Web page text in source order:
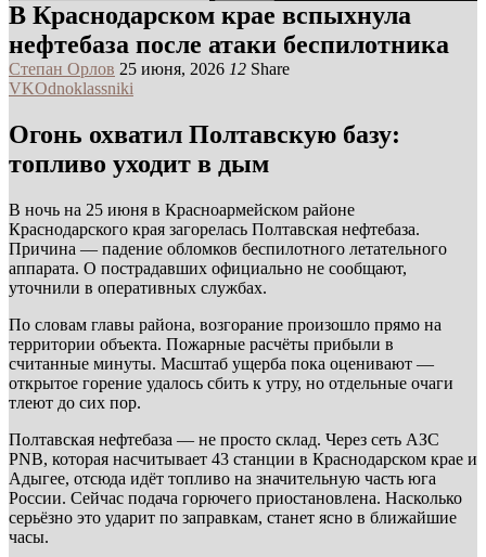
В Краснодарском крае вспыхнула
нефтебаза после атаки беспилотника
Степан Орлов 25 июня, 2026 12 Share
VKOdnoklassniki
Огонь охватил Полтавскую базу:
топливо уходит в дым
В ночь на 25 июня в Красноармейском районе
Краснодарского края загорелась Полтавская нефтебаза.
Причина — падение обломков беспилотного летательного
аппарата. О пострадавших официально не сообщают,
уточнили в оперативных службах.
По словам главы района, возгорание произошло прямо на
территории объекта. Пожарные расчёты прибыли в
считанные минуты. Масштаб ущерба пока оценивают —
открытое горение удалось сбить к утру, но отдельные очаги
тлеют до сих пор.
Полтавская нефтебаза — не просто склад. Через сеть АЗС
PNB, которая насчитывает 43 станции в Краснодарском крае и
Адыгее, отсюда идёт топливо на значительную часть юга
России. Сейчас подача горючего приостановлена. Насколько
серьёзно это ударит по заправкам, станет ясно в ближайшие
часы.